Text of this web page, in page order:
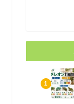
1